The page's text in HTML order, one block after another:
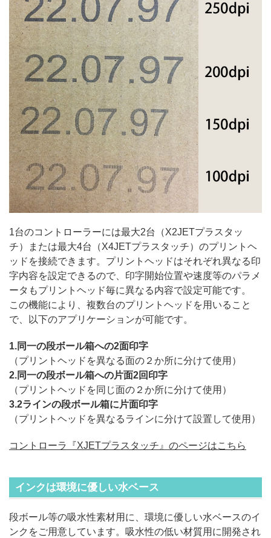
1台のコントローラーには最大2台（X2JETプラスタッ
チ）または最大4台（X4JETプラスタッチ）のプリントヘ
ッドを接続できます。プリントヘッドはそれぞれ異なる印
字内容を設定できるので、印字開始位置や速度等のパラメ
ータもプリントヘッド毎に異なる内容で設定可能です。
この機能により、複数台のプリントヘッドを用いること
で、以下のアプリケーションが可能です。
1.同一の段ボール箱への2面印字
（プリントヘッドを異なる面の２か所に分けて使用）
2.同一の段ボール箱への片面2回印字
（プリントヘッドを同じ面の２か所に分けて使用）
3.2ラインの段ボール箱に片面印字
（プリントヘッドを異なるラインに分けて設置して使用）
コントローラ『XJETプラスタッチ』のページはこちら
インクは環境に優しい水ベース
段ボール等の吸水性素材用に、環境に優しい水ベースのイ
ンクをご用意しています。吸水性の低い材質用に開発され